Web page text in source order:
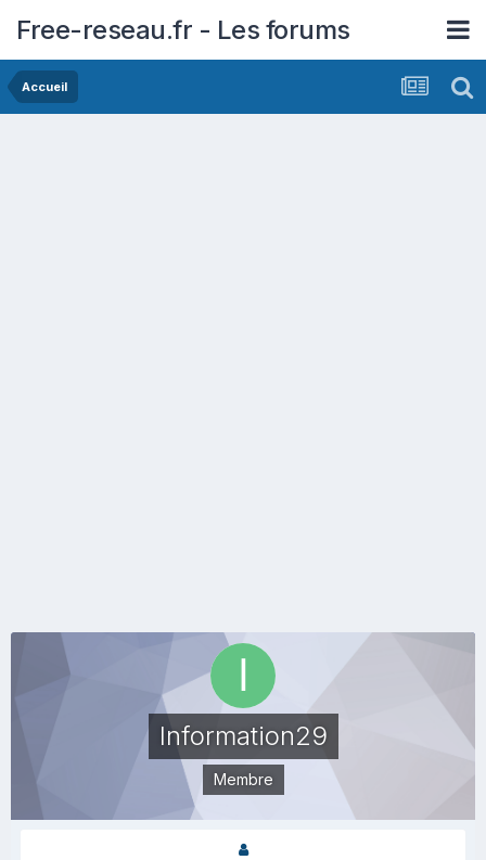
Free-reseau.fr - Les forums
Accueil
Information29
Membre